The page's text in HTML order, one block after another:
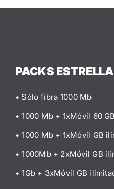
PACKS ESTRELLA
• Sólo fibra 1000 Mb
• 1000 Mb + 1xMóvil 60 GB
• 1000 Mb + 1xMóvil GB
• 1000Mb + 2xMóvil GB
• 1Gb + 3xMóvil GB